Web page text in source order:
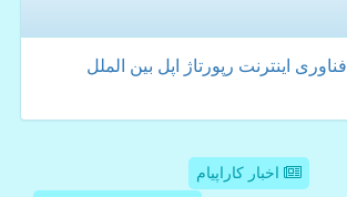
فناوری اینترنت رپورتاژ اپل بین الملل
اخبار کاراپیام